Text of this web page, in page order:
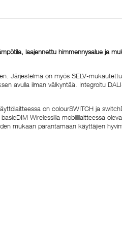
laajennettu himmennysalue ja
Järjestelmä on myös SELV-
avulla ilman välkyntää. Integroitu
on colourSWITCH ja
Wirelessilla mobiililaitteessa
mukaan parantamaan käyttäjien